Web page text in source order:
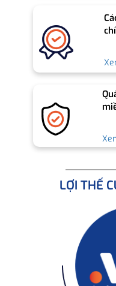
LỢI THẾ